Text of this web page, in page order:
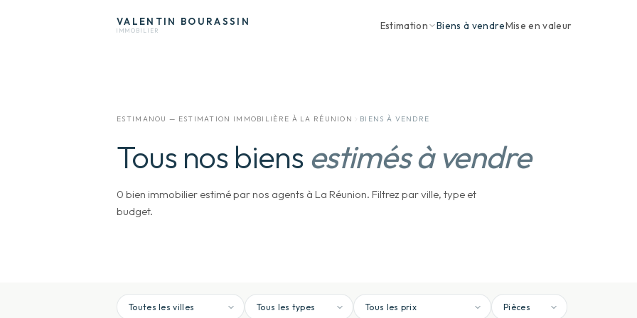
VALENTIN BOURASSIN
IMMOBILIER Estimation Biens à vendreMise en valeur
ESTIMANOU — ESTIMATION IMMOBILIÈRE À LA RÉUNION BIENS À VENDRE
Tous nos biens estimés à vendre
0 bien immobilier estimé par nos agents à La Réunion. Filtrez par ville, type et
budget.